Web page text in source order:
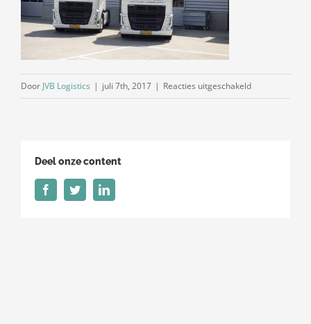
Door JVB Logistics | juli 7th, 2017 | Reacties uitgeschakeldvoor
Deel onze content
FacebookTwitterLinkedIn